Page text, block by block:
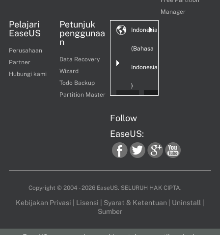
Manager
Pelajari
EaseUS
Perusahaan
Partner
Hubungi kami
Petunjuk
penggunaa
n
Data Recovery
Wizard
Todo Backup
Partition Master
Indonesia
(Bahasa
Indonesia
)
Follow
EaseUS:
fac
ebo
twi
tter
goo
gle
you
tub
Copyright © 2004 - 2026 EaseUS. SELURUH HAK CIPTA.
Kebijakan Privasi Lisensi Syarat & Ketentuan Uninstall
Sumber